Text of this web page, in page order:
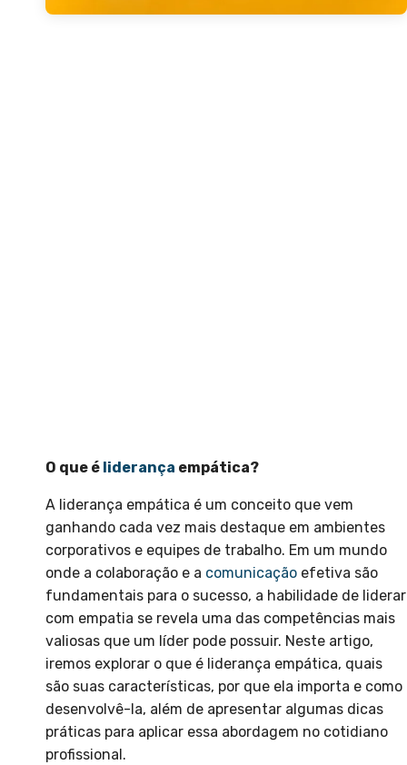
O que é liderança empática?
A liderança empática é um conceito que vem
ganhando cada vez mais destaque em ambientes
corporativos e equipes de trabalho. Em um mundo
onde a colaboração e a comunicação efetiva são
fundamentais para o sucesso, a habilidade de liderar
com empatia se revela uma das competências mais
valiosas que um líder pode possuir. Neste artigo,
iremos explorar o que é liderança empática, quais
são suas características, por que ela importa e como
desenvolvê-la, além de apresentar algumas dicas
práticas para aplicar essa abordagem no cotidiano
profissional.